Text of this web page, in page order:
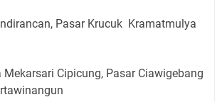
Pasar Krucuk Kramatmulya
Mekarsari Cipicung, Pasar Ciawigebang